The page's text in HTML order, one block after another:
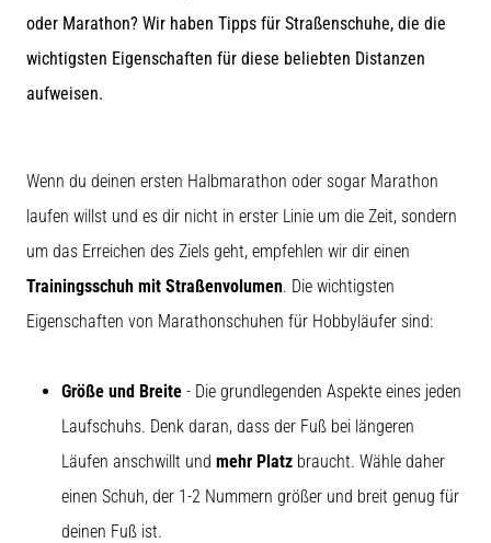
du
beim
Laufen
unter
Fersenschmerzen?
Eine
häufigsten
5. 8. 2026
oder Marathon? Wir haben Tipps für Straßenschuhe, die die
wichtigsten Eigenschaften für diese beliebten Distanzen
aufweisen.
Wenn du deinen ersten Halbmarathon oder sogar Marathon
laufen willst und es dir nicht in erster Linie um die Zeit, sondern
um das Erreichen des Ziels geht, empfehlen wir dir einen
Trainingsschuh mit Straßenvolumen. Die wichtigsten
Eigenschaften von Marathonschuhen für Hobbyläufer sind:
Größe und Breite - Die grundlegenden Aspekte eines jeden
Laufschuhs. Denk daran, dass der Fuß bei längeren
Läufen anschwillt und mehr Platz braucht. Wähle daher
einen Schuh, der 1-2 Nummern größer und breit genug für
deinen Fuß ist.